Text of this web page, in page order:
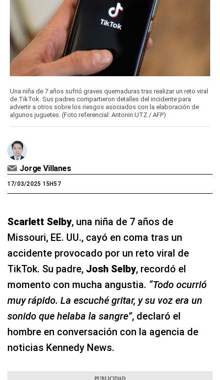
Una niña de 7 años sufrió graves quemaduras tras realizar un reto viral
de TikTok. Sus padres compartieron detalles del incidente para
advertir a otros sobre los riesgos asociados con la elaboración de
algunos juguetes. (Foto referencial: Antonin UTZ / AFP)
Jorge Villanes
17/03/2025 15H57
Scarlett Selby, una niña de 7 años de
Missouri, EE. UU., cayó en coma tras un
accidente provocado por un reto viral de
TikTok. Su padre, Josh Selby, recordó el
momento con mucha angustia. “Todo ocurrió
muy rápido. La escuché gritar, y su voz era un
sonido que helaba la sangre”, declaró el
hombre en conversación con la agencia de
noticias Kennedy News.